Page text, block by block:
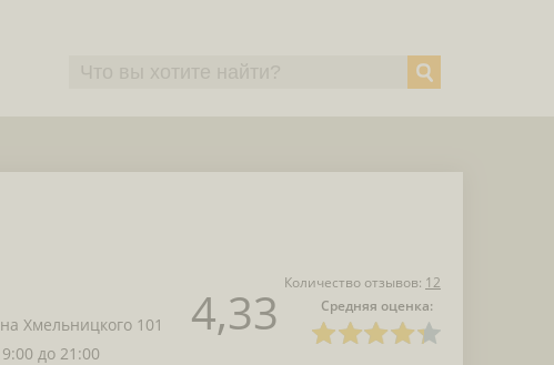
Количество отзывов: 12
Средняя оценка:
4,33
Хмельницкого 101
до 21:00